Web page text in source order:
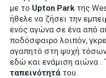
με το Upton Park της
ήθελε να ζήσει την
ενός αγώνα σε ένα από
ποδόσφαιρο λοιπόν,
αγαπητό στη ψυχή
εδώ και ενάμιση αιώνα .
ταπεινότητά του.